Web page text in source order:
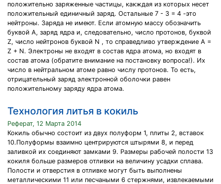
положительно заряженные частицы, какждая из которых несет
положительный единичный заряд. Остальные 7 - 3 = 4 -это
нейтроны. Заряда не имеют. Если атомную массу обозначить
буквой А, заряд ядра и, следовательно, число протонов, буквой
Z, число нейтронов буквой N , то справедливо утверждение A =
Z + N. Электроны не входят в состав ядра атома, но входят в
состав атома (обратите внимание на постановку вопроса!). Их
число в нейтральном атоме равно числу протонов. То есть,
отрицательный заряд электронной оболочки равен
положительному заряду ядра атома.
Технология литья в кокиль
Реферат, 12 Марта 2014
Кокиль обычно состоит из двух полуформ 1, плиты 2, вставок
10.Полуформы взаимно центрируются штырями 8, и перед
заливкой их соединяют замками 9. Размеры рабочей полости 13
кокиля больше размеров отливки на величину усадки сплава.
Полости и отверстия в отливке могут быть выполнены
металлическими 11 или песчаными 6 стержнями, извлекаемыми